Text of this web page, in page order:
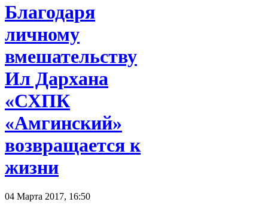
Благодаря
личному
вмешательству
Ил Дархана
«СХПК
«Амгинский»
возвращается к
жизни
04 Марта 2017, 16:50